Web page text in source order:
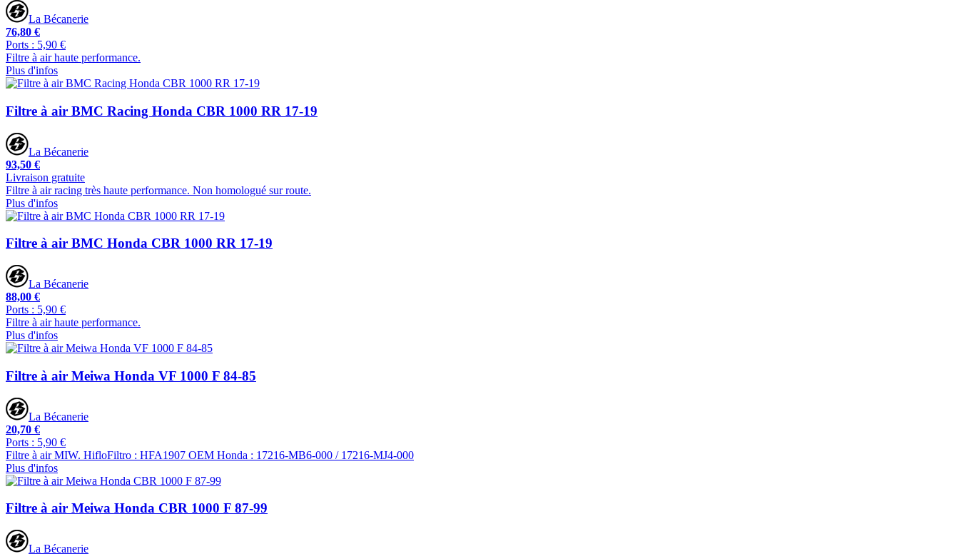
La Bécanerie
76,80 €
Ports : 5,90 €
Filtre à air haute performance.
Plus d'infos
Filtre à air BMC Racing Honda CBR 1000 RR 17-19
La Bécanerie
93,50 €
Livraison gratuite
Filtre à air racing très haute performance. Non homologué sur route.
Plus d'infos
Filtre à air BMC Honda CBR 1000 RR 17-19
La Bécanerie
88,00 €
Ports : 5,90 €
Filtre à air haute performance.
Plus d'infos
Filtre à air Meiwa Honda VF 1000 F 84-85
La Bécanerie
20,70 €
Ports : 5,90 €
Filtre à air MIW. HifloFiltro : HFA1907 OEM Honda : 17216-MB6-000 / 17216-MJ4-000
Plus d'infos
Filtre à air Meiwa Honda CBR 1000 F 87-99
La Bécanerie